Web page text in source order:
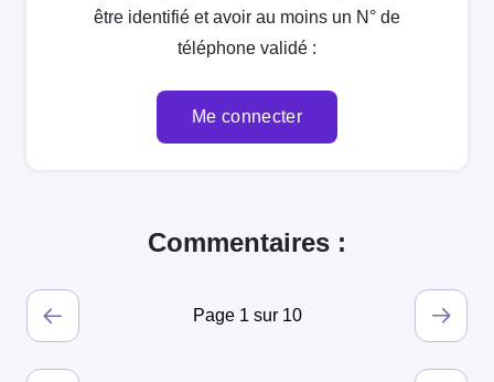
être identifié et avoir au moins un N° de
téléphone validé :
Me connecter
Commentaires :
Page 1 sur 10